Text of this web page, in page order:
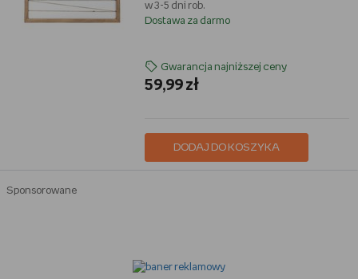
w 3-5 dni rob.
Dostawa za darmo
Gwarancja najniższej ceny
59,99 zł
DODAJ DO KOSZYKA
Sponsorowane